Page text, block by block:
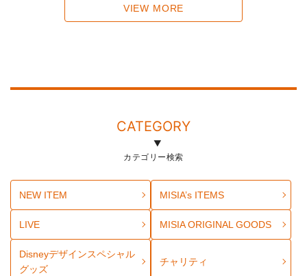
VIEW MORE
CATEGORY
カテゴリー検索
NEW ITEM MISIA’s ITEMS
LIVE MISIA ORIGINAL GOODS
Disneyデザインスペシャル
グッズ
チャリティ